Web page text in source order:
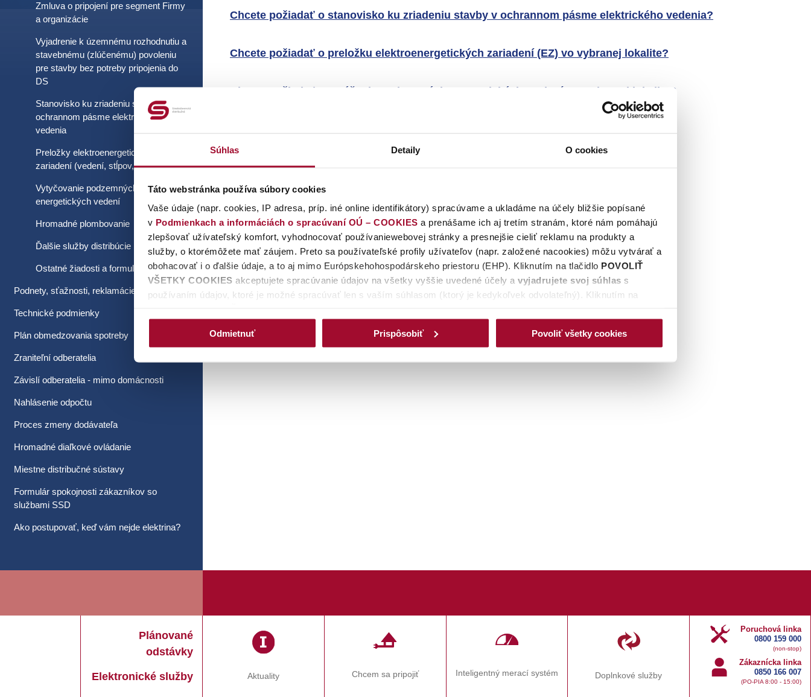
Súhlas Detaily O cookies
Táto webstránka používa súbory cookies
Vaše údaje (napr. cookies, IP adresa, príp. iné online identifikátory) spracúvame a ukladáme na účely bližšie popísané
v Podmienkach a informáciách o spracúvaní OÚ – COOKIES a prenášame ich aj tretím stranám, ktoré nám pomáhajú
zlepšovať užívateľský komfort, vyhodnocovať používaniewebovej stránky a presnejšie cieliť reklamu na produkty a
služby, o ktorémôžete mať záujem. Preto sa používateľské profily užívateľov (napr. založené nacookies) môžu vytvárať a
obohacovať i o ďalšie údaje, a to aj mimo Európskehohospodárskeho priestoru (EHP). Kliknutím na tlačidlo POVOLIŤ
VŠETKY COOKIES akceptujete spracúvanie údajov na všetky vyššie uvedené účely a vyjadrujete svoj súhlas s
používaním údajov, ktoré je možné spracúvať len s vaším súhlasom (ktorý je kedykoľvek odvolateľný). Kliknutím na
udeliť/neudeliť súhlas pre jednotlivédruhy cookies samostatne. Svoj výber môžete kedykoľvek zmeniť prostredníctvom
súhlasu).Zobrazia sa vám aj dve tlačidla Zrušiť súhlas a Zmeniť súhlas, prostredníctvomktorých môžete zmeniť svoje
Odmietnuť Prispôsobiť Povoliť všetky cookies
Zmluva o pripojení pre segment Firmy
a organizácie
Vyjadrenie k územnému rozhodnutiu a
stavebnému (zlúčenému) povoleniu
pre stavby bez potreby pripojenia do
DS
Stanovisko ku zriadeniu stavby v
ochrannom pásme elektrického
vedenia
Preložky elektroenergetických
zariadení (vedení, stĺpov, trafostaníc)
Vytyčovanie podzemných
energetických vedení
Hromadné plombovanie
Ďalšie služby distribúcie
Ostatné žiadosti a formuláre
Podnety, sťažnosti, reklamácie
Technické podmienky
Plán obmedzovania spotreby
Zraniteľní odberatelia
Závislí odberatelia - mimo domácnosti
Nahlásenie odpočtu
Proces zmeny dodávateľa
Hromadné diaľkové ovládanie
Miestne distribučné sústavy
Formulár spokojnosti zákazníkov so
službami SSD
Ako postupovať, keď vám nejde elektrina?
Chcete požiadať o stanovisko ku zriadeniu stavby v ochrannom pásme elektrického vedenia?
Chcete požiadať o preložku elektroenergetických zariadení (EZ) vo vybranej lokalite?
Chcete požiadať o vytýčenie podzemných energetických vedení vo vybranej lokalite?
Ostatné žiadosti a formuláre
Plánované
odstávky
Elektronické služby Aktuality Chcem sa pripojiť Inteligentný merací systém Doplnkové služby
Poruchová linka
0800 159 000
(non-stop)
Zákaznícka linka
0850 166 007
(PO-PIA 8:00 - 15:00)